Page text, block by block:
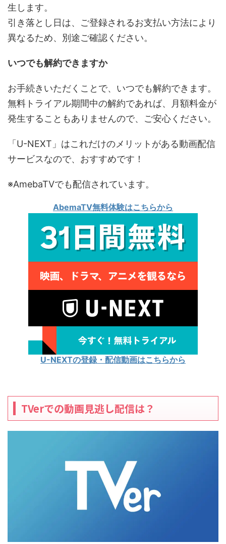
生します。
引き落とし日は、ご登録されるお支払い方法により
異なるため、別途ご確認ください。
いつでも解約できますか
お手続きいただくことで、いつでも解約できます。
無料トライアル期間中の解約であれば、月額料金が
発生することもありませんので、ご安心ください。
「U-NEXT」はこれだけのメリットがある動画配信
サービスなので、おすすめです！
※AmebaTVでも配信されています。
AbemaTV無料体験はこちらから
U-NEXTの登録・配信動画はこちらから
TVerでの動画見逃し配信は？